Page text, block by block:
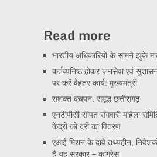
Read more
भारतीय अधिकारियों के सामने झुके
कर्तव्यनिष्ठ होकर जनसेवा एवं
पर करें बेहतर कार्य: मुख्यमंत्री
सशक्त बचपन, समृद्ध छत्तीसगढ़
एनटीपीसी सीपत संगवारी महिला
केंद्रों को दरी का वितरण
एआई मिशन के दावे तथ्यहीन,
है यह सरकार – कांग्रेस